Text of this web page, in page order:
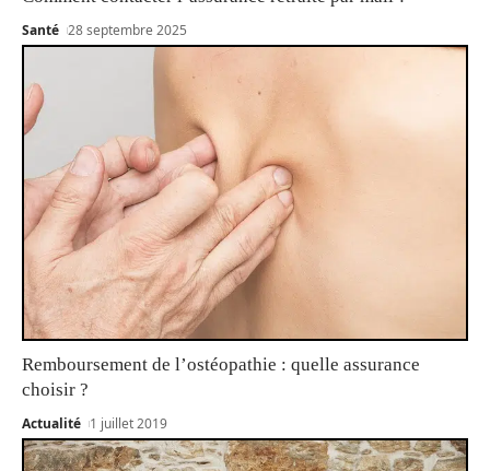
Santé 28 septembre 2025
Remboursement de l’ostéopathie : quelle assurance
choisir ?
Actualité 1 juillet 2019